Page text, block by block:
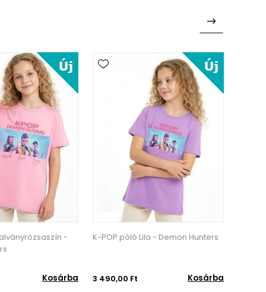
-
Kosárba
K-POP póló Lila - Demon Hunters
3 490,00 Ft Kosárba